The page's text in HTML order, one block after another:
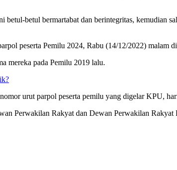
betul bermartabat dan berintegritas, kemudian
peserta Pemilu 2024, Rabu (14/12/2022) malam
mereka pada Pemilu 2019 lalu.
urut parpol peserta pemilu yang digelar KPU,
Perwakilan Rakyat dan Dewan Perwakilan